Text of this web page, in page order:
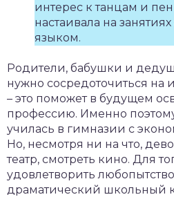
интерес к танцам и
настаивала на
языком.
Родители, бабушки и
нужно сосредоточиться на
– это поможет в будущем
профессию. Именно
училась в гимназии с
Но, несмотря ни на что,
театр, смотреть кино. Для
удовлетворить
драматический школьный